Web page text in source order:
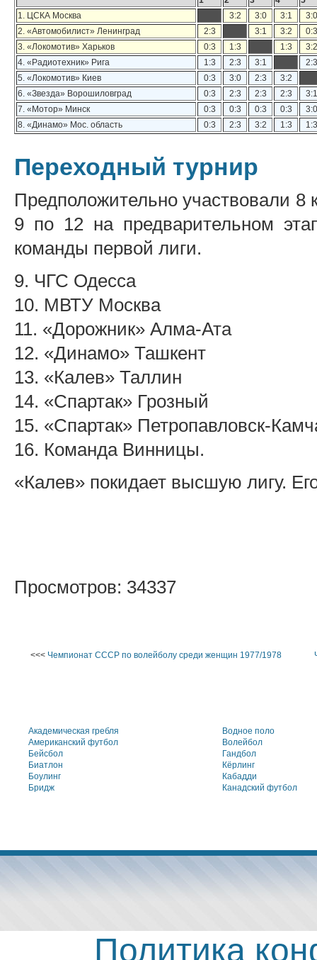
1. ЦСКА Москва
3:2 3:0 3:1
3:0
2. «Автомобилист» Ленинград
2:3 3:1 3:2
0:3
3. «Локомотив» Харьков
0:3 1:3 1:3
3:2
4. «Радиотехник» Рига
1:3 2:3 3:1
2:3
5. «Локомотив» Киев
0:3 3:0 2:3
3:2
6. «Звезда» Ворошиловград
0:3 2:3 2:3 2:3
3:1
7. «Мотор» Минск
0:3 0:3 0:3 0:3
3:0
8. «Динамо» Мос. область
0:3 2:3 3:2 1:3 1:3
Переходный турнир
Предположительно участвовали
9 по 12 на предварительном
команды первой лиги.
9. ЧГС Одесса
10. МВТУ Москва
11. «Дорожник» Алма-Ата
12. «Динамо» Ташкент
13. «Калев» Таллин
14. «Спартак» Грозный
15. «Спартак» Петропавловск-
16. Команда Винницы.
«Калев» покидает высшую лигу.
Просмотров: 34337
<<< Чемпионат СССР по волейболу среди женщин 1977/1978
Академическая гребля
Американский футбол
Бейсбол
Биатлон
Боулинг
Бридж
Водное поло
Волейбол
Гандбол
Кёрлинг
Кабадди
Канадский футбол
Политика